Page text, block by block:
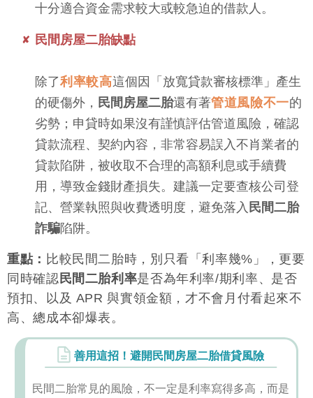
十分適合資金需求較大或較急迫的借款人。
民間房屋二胎缺點
除了利率較高這個因「放寬貸款審核標準」產生
的硬傷外， 民間房屋二胎還有著管道風險不一的
劣勢；申貸時如果沒有謹慎評估管道風險，確認
貸款流程、契約內容，非常容易誤入不肖業者的
貸款陷阱，被收取不合理的高額利息或手續費
用，導致金錢財產損失。建議一定要查核公司登
記、營業執照與收費透明度，避免落入 民間二胎
詐騙陷阱。
重點： 比較民間二胎時，別只看「利率幾%」，更要
同時確認 民間二胎利率是否為年利率/期利率、是否
預扣、以及 APR 與實領金額，才不會月付看起來不
高、總成本卻爆表。
善用這招！避開民間房屋二胎借貸風險
民間二胎常見的風險，不一定是利率寫得多高，而是